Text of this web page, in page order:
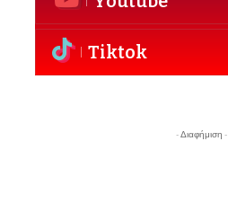
Tiktok
- Διαφήμιση -